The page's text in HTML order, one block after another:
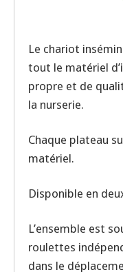
Le chariot
tout le matériel
propre et de
la nurserie.
Chaque plateau
matériel.
Disponible en
L’ensemble est
roulettes
dans le